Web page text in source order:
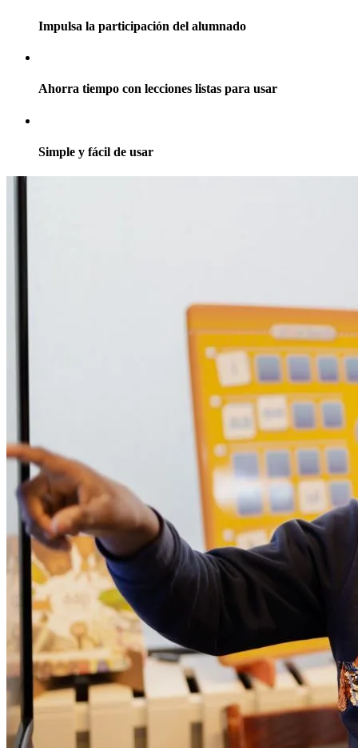
Impulsa la participación del alumnado
Ahorra tiempo con lecciones listas para usar
Simple y fácil de usar